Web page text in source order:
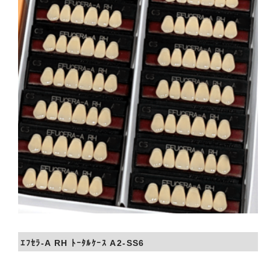
会社概要
お問い合わせ
ｴﾌｾﾗ-A RH ﾄｰﾀﾙｹｰｽ A2-SS6